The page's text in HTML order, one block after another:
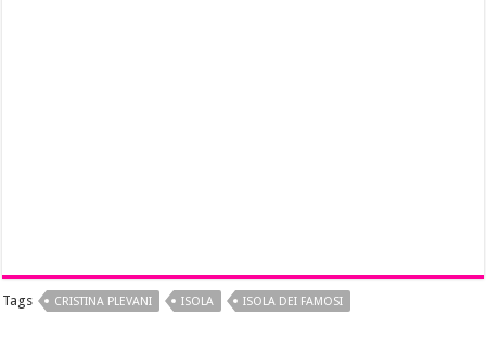
Tags CRISTINA PLEVANI ISOLA ISOLA DEI FAMOSI